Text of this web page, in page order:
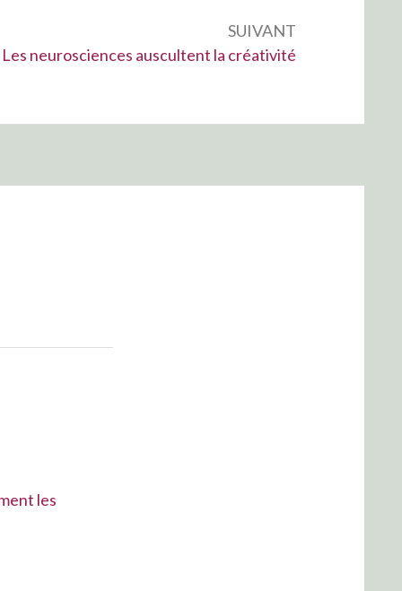
SUIVANT
neurosciences auscultent la créativité
les